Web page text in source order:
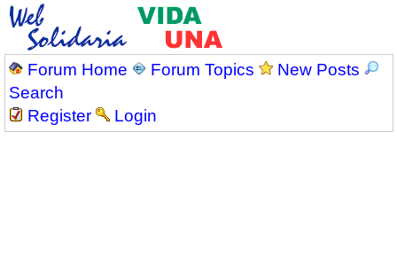
Forum Home Forum Topics
New Posts
Search
Register
Login